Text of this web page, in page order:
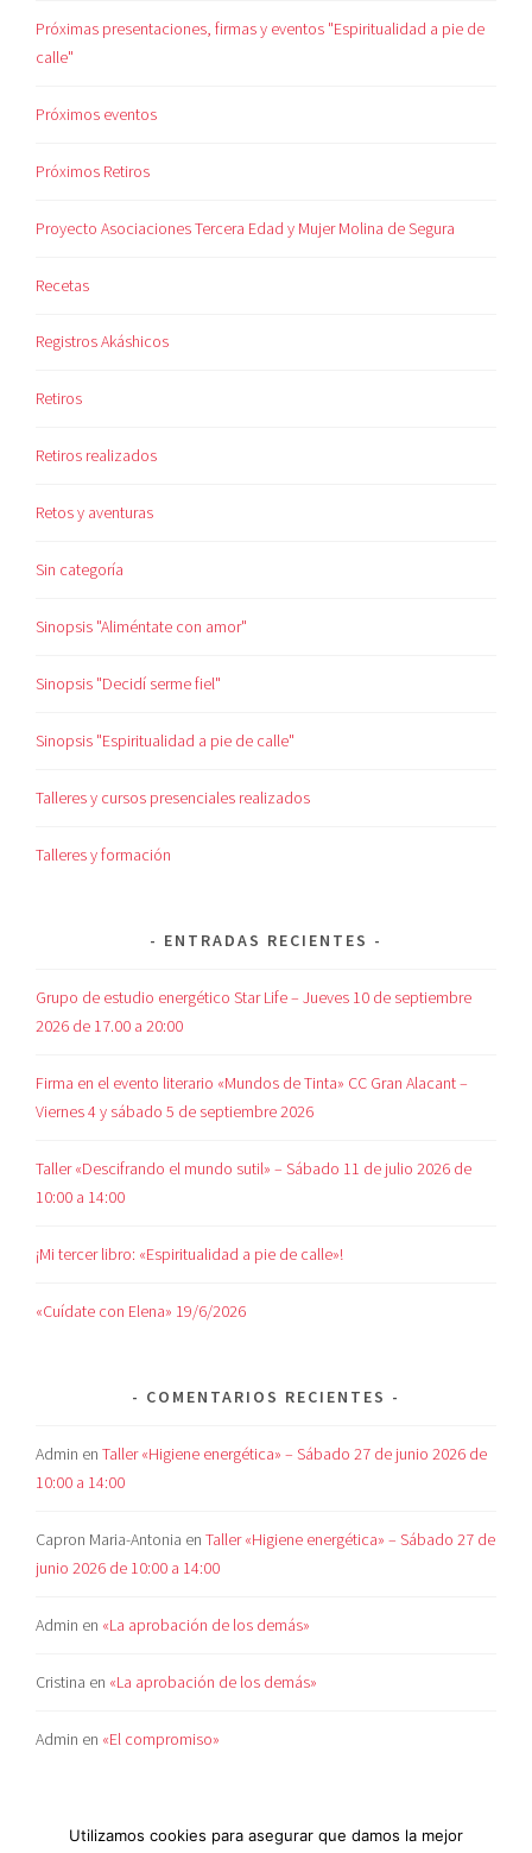
Próximas presentaciones, firmas y eventos "Espiritualidad a pie de
calle"
Próximos eventos
Próximos Retiros
Proyecto Asociaciones Tercera Edad y Mujer Molina de Segura
Recetas
Registros Akáshicos
Retiros
Retiros realizados
Retos y aventuras
Sin categoría
Sinopsis "Aliméntate con amor"
Sinopsis "Decidí serme fiel"
Sinopsis "Espiritualidad a pie de calle"
Talleres y cursos presenciales realizados
Talleres y formación
ENTRADAS RECIENTES
Grupo de estudio energético Star Life – Jueves 10 de septiembre
2026 de 17.00 a 20:00
Firma en el evento literario «Mundos de Tinta» CC Gran Alacant –
Viernes 4 y sábado 5 de septiembre 2026
Taller «Descifrando el mundo sutil» – Sábado 11 de julio 2026 de
10:00 a 14:00
¡Mi tercer libro: «Espiritualidad a pie de calle»!
«Cuídate con Elena» 19/6/2026
COMENTARIOS RECIENTES
Admin enTaller «Higiene energética» – Sábado 27 de junio 2026 de
10:00 a 14:00
Capron Maria-Antonia enTaller «Higiene energética» – Sábado 27 de
junio 2026 de 10:00 a 14:00
Admin en «La aprobación de los demás»
Cristina en «La aprobación de los demás»
Admin en «El compromiso»
Utilizamos cookies para asegurar que damos la mejor